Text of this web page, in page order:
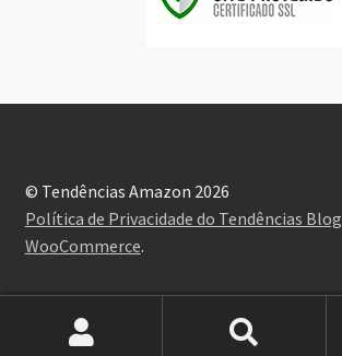
© Tendências Amazon 2026
Política de Privacidade do Tendências Blog
WooCommerce.
Pesquisar
Pesquisar